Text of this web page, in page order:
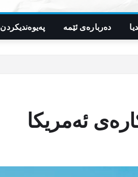
دەربارەی ئێمە پەیوەندیکردن
ئەمریکا